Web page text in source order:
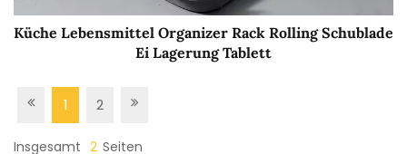
Küche Lebensmittel Organizer Rack Rolling Schublade
Ei Lagerung Tablett
1 2
Insgesamt 2 Seiten